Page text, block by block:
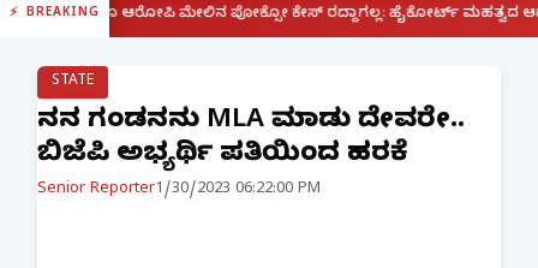
BREAKING
ಆರೋಪಿ ಮೇಲಿನ ಪೋಕ್ಸೋ ಕೇಸ್ ರದ್ದಾಗಲ್ಲ: ಹೈಕೋರ್ಟ್ ಮಹತ್ವದ ಆದೇಶ | ಫೋನ್
STATE
ನನ್ನ ಗಂಡನನ್ನು MLA ಮಾಡು ದೇವರೇ..
ಬಿಜೆಪಿ ಅಭ್ಯರ್ಥಿ ಪತ್ನಿಯಿಂದ ಹರಕೆ
Senior Reporter1/30/2023 06:22:00 PM